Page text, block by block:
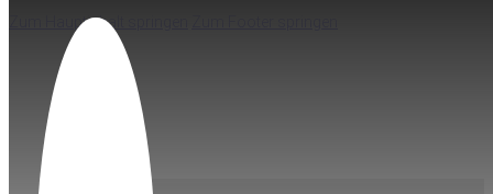
Zum Hauptinhalt springen